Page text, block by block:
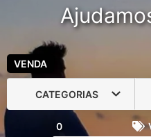
VENDA
CATEGORIAS
0